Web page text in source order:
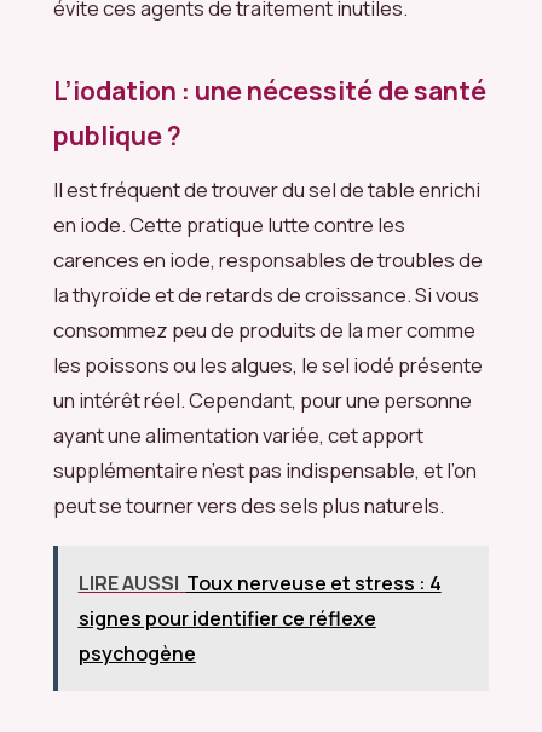
évite ces agents de traitement inutiles.
L’iodation : une nécessité de santé
publique ?
Il est fréquent de trouver du sel de table enrichi
en iode. Cette pratique lutte contre les
carences en iode, responsables de troubles de
la thyroïde et de retards de croissance. Si vous
consommez peu de produits de la mer comme
les poissons ou les algues, le sel iodé présente
un intérêt réel. Cependant, pour une personne
ayant une alimentation variée, cet apport
supplémentaire n’est pas indispensable, et l’on
peut se tourner vers des sels plus naturels.
LIRE AUSSI Toux nerveuse et stress : 4
signes pour identifier ce réflexe
psychogène